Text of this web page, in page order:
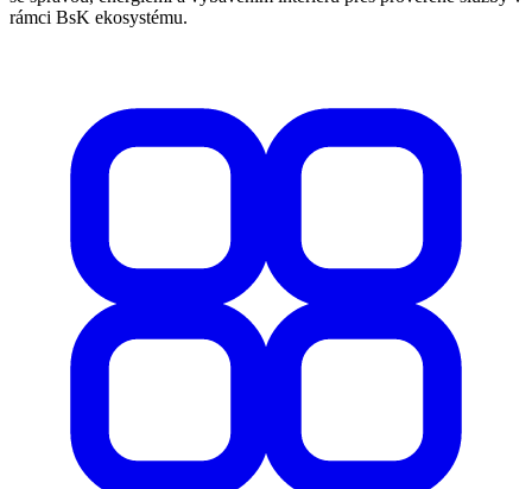
rámci BsK ekosystému.